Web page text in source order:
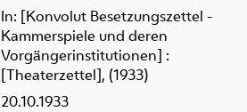
In: [Konvolut Besetzungszettel -
Kammerspiele und deren
Vorgängerinstitutionen] :
[Theaterzettel], (1933)
20.10.1933